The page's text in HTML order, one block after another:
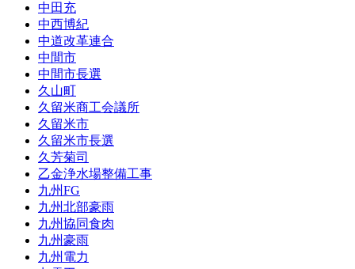
中田充
中西博紀
中道改革連合
中間市
中間市長選
久山町
久留米商工会議所
久留米市
久留米市長選
久芳菊司
乙金浄水場整備工事
九州FG
九州北部豪雨
九州協同食肉
九州豪雨
九州電力